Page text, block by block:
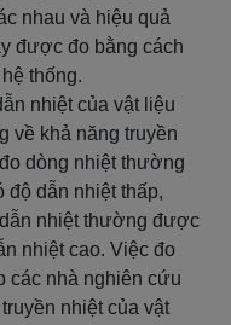
nhau và hiệu quả
được đo bằng cách
thống.
nhiệt của vật liệu
về khả năng truyền
dòng nhiệt thường
dẫn nhiệt thấp,
nhiệt thường được
nhiệt cao. Việc đo
các nhà nghiên cứu
nhiệt của vật